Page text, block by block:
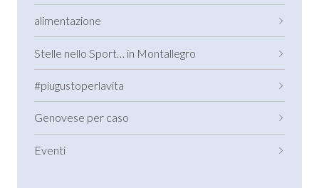
alimentazione
Stelle nello Sport… in Montallegro
#piugustoperlavita
Genovese per caso
Eventi